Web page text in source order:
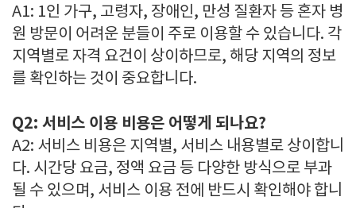
A1: 1인 가구, 고령자, 장애인, 만성 질환자 등 혼자 병
원 방문이 어려운 분들이 주로 이용할 수 있습니다. 각
지역별로 자격 요건이 상이하므로, 해당 지역의 정보
를 확인하는 것이 중요합니다.
Q2: 서비스 이용 비용은 어떻게 되나요?
A2: 서비스 비용은 지역별, 서비스 내용별로 상이합니
다. 시간당 요금, 정액 요금 등 다양한 방식으로 부과
될 수 있으며, 서비스 이용 전에 반드시 확인해야 합니